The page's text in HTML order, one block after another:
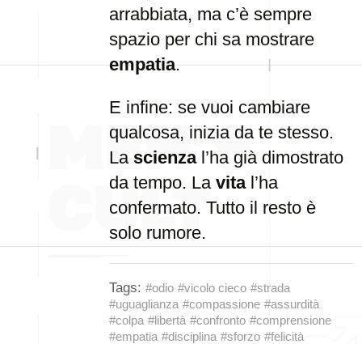
arrabbiata, ma c’è sempre
spazio per chi sa mostrare
empatia.
E infine: se vuoi cambiare
qualcosa, inizia da te stesso.
La scienzal’ha già dimostrato
da tempo. La vital’ha
confermato. Tutto il resto è
solo rumore.
Tags: #odio #vicolo cieco #strada
#uguaglianza #compassione #assurdità
#colpa #libertà #confronto #comprensione
#empatia #disciplina #sforzo #felicità